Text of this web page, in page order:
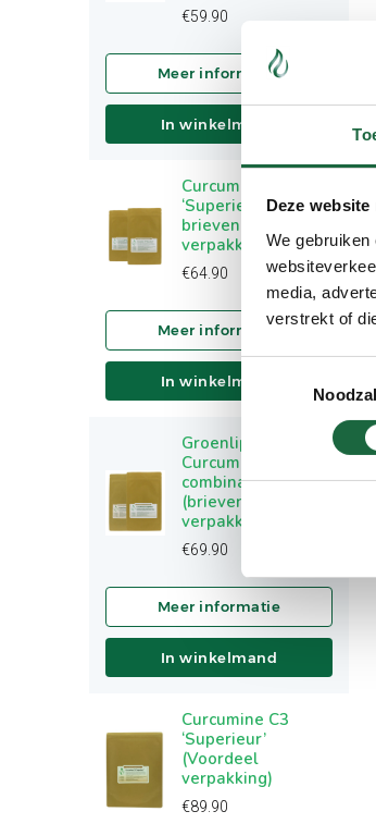
Deze
We
media,
verstrekt of
€59.90
In winkelmand
Curcumine C3
‘Superieur’ (2
brievenbus
verpakkingen)
€64.90
In winkelmand
Groenlipmossel &
Curcumine C3
combinatie
(brievenbus
verpakking)
€69.90
In winkelmand
Curcumine C3
‘Superieur’
(Voordeel
verpakking)
€89.90